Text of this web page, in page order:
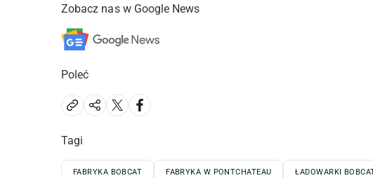
Zobacz nas w Google News
Poleć
Tagi
FABRYKA BOBCAT FABRYKA W PONTCHATEAU ŁADOWARKI